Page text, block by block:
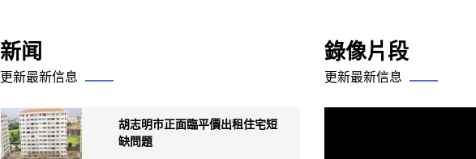
新闻
更新最新信息
胡志明市正面臨平價出租住宅短
缺問題
錄像片段
更新最新信息